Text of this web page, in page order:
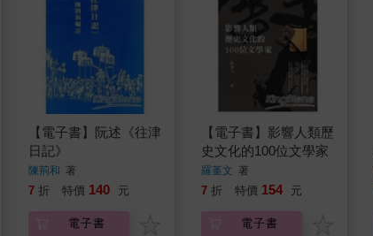
【電子書】阮述《往津
日記》
陳荊和 著
7 折 特價 140 元
電子書
【電子書】影響人類歷
史文化的100位文學家
羅堇文 著
7 折 特價 154 元
電子書